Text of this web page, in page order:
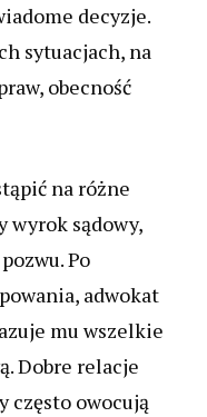
decyzje.
sytuacjach, na
obecność
na różne
wyrok sądowy,
Po
adwokat
mu wszelkie
Dobre relacje
często owocują